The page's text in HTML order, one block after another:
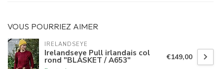
VOUS POURRIEZ AIMER
IRELANDSEYE
Irelandseye Pull irlandais col
rond "BLASKET / A653" €149,00